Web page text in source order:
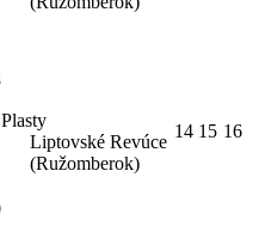
Plasty
Liptovské Revúce
(Ružomberok)
14 15 16